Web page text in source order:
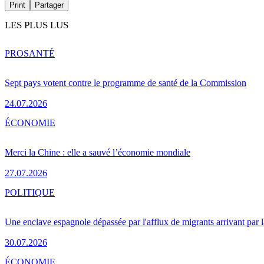
Print Partager
LES PLUS LUS
Sept pays votent contre le programme de santé de la Commission
24.07.2026
PROSANTÉ
Merci la Chine : elle a sauvé l’économie mondiale
27.07.2026
ÉCONOMIE
Une enclave espagnole dépassée par l'afflux de migrants arrivant par
30.07.2026
POLITIQUE
ÉCONOMIE